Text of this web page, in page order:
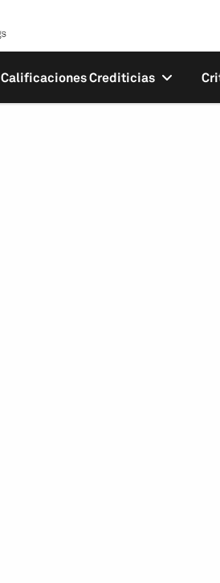
Calificaciones Crediticias